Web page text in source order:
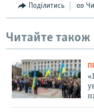
Поділитись
Читайте також